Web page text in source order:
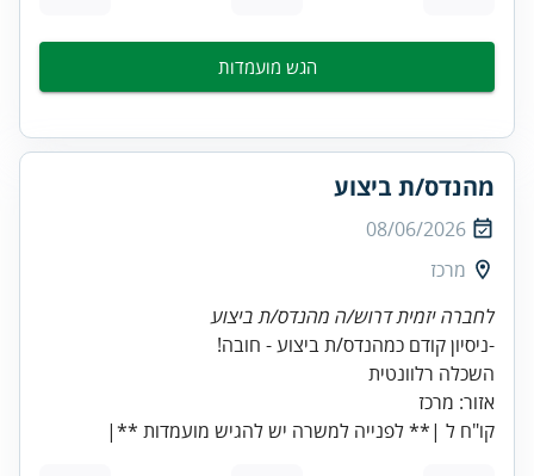
הגש מועמדות
מהנדס/ת ביצוע
08/06/2026
מרכז
לחברה יזמית דרוש/ה מהנדס/ת ביצוע
קו"ח ל |** לפנייה למשרה יש להגיש מועמדות **|